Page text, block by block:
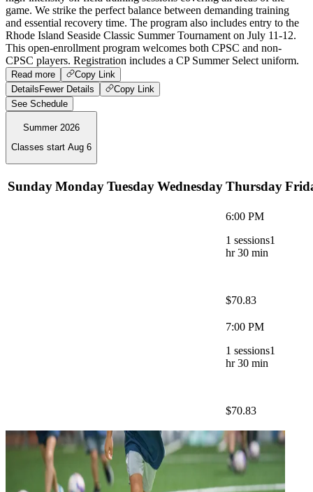
game. We strike the perfect balance between demanding training
and essential recovery time. The program also includes entry to the
Rhode Island Seaside Classic Summer Tournament on July 11-12.
This open-enrollment program welcomes both CPSC and non-
CPSC players. Registration includes a CP Summer Select uniform.
Read more
Copy Link
DetailsFewer Details
Copy Link
See Schedule
Summer 2026
Classes start Aug 6
SundayMondayTuesdayWednesdayThursday
6:00 PM
1 sessions1
hr 30 min
$70.83
7:00 PM
1 sessions1
hr 30 min
$70.83